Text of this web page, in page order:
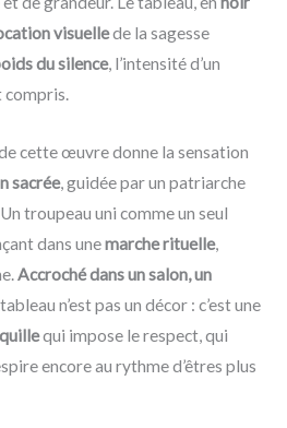
visuellede la sagesse
du silence, l’intensité d’un
compris.
cette œuvre donne la sensation
sacrée, guidée par un patriarche
troupeau uni comme un seul
dans unemarche rituelle,
Accroché dans un salon, un
n’est pas un décor : c’est une
qui impose le respect, qui
encore au rythme d’êtres plus